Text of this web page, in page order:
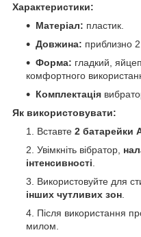
Характеристики:
Матеріал: пластик.
Довжина: приблизно
Форма: гладкий,
комфортного
Комплектація
Як використовувати:
Вставте 2 батарейки
Увімкніть вібратор,
інтенсивності
Використовуйте для
інших чутливих зон
Після використання
милом.